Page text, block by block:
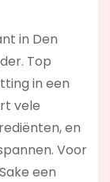
in Den
Top
in een
vele
en
Voor
een